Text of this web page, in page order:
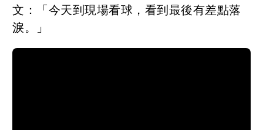
文：「今天到現場看球，看到最後有差點落
淚。」